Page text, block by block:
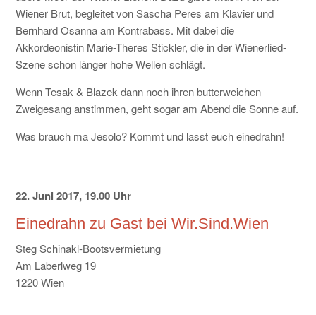
Wiener Brut, begleitet von Sascha Peres am Klavier und
Bernhard Osanna am Kontrabass. Mit dabei die
Akkordeonistin Marie-Theres Stickler, die in der Wienerlied-
Szene schon länger hohe Wellen schlägt.
Wenn Tesak & Blazek dann noch ihren butterweichen
Zweigesang anstimmen, geht sogar am Abend die Sonne auf.
Was brauch ma Jesolo? Kommt und lasst euch einedrahn!
22. Juni 2017, 19.00 Uhr
Einedrahn zu Gast bei Wir.Sind.Wien
Steg Schinakl-Bootsvermietung
Am Laberlweg 19
1220 Wien